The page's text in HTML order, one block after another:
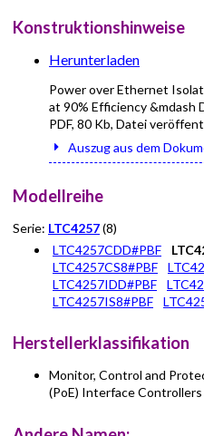
Konstruktionshinweise
Herunterladen
Power over Ethernet
at 90% Efficiency &mdash
PDF, 80 Kb, Datei
Auszug aus dem
Modellreihe
Serie: LTC4257(8)
LTC4257CDD#PBF
LTC4257CS8#PBF
LTC4257IDD#PBF
LTC4257IS8#PBF
Herstellerklassifikation
Monitor, Control and
(PoE) Interface Controllers